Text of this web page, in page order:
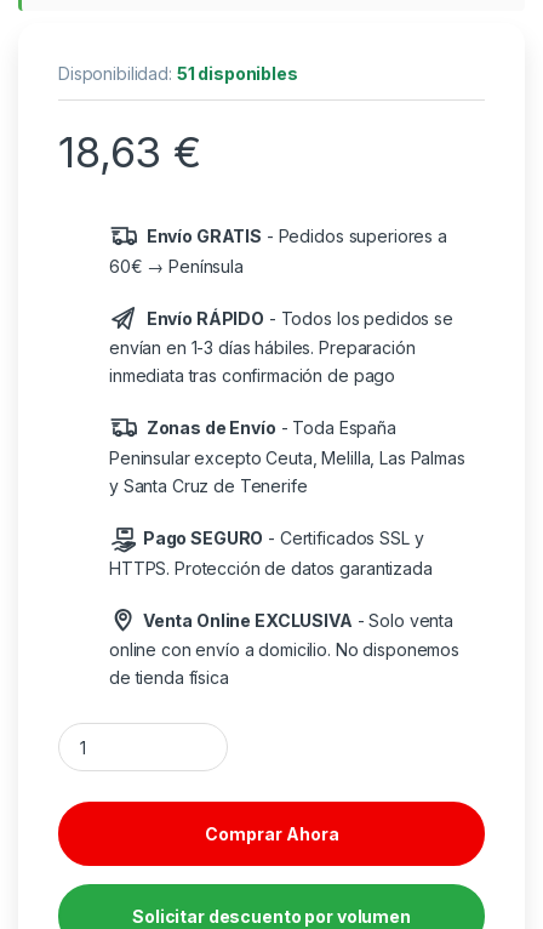
Disponibilidad: 51 disponibles
18,63 €
Envío GRATIS - Pedidos superiores a
60€ → Península
Envío RÁPIDO - Todos los pedidos se
envían en 1-3 días hábiles. Preparación
inmediata tras confirmación de pago
Zonas de Envío - Toda España
Peninsular excepto Ceuta, Melilla, Las Palmas
y Santa Cruz de Tenerife
Pago SEGURO - Certificados SSL y
HTTPS. Protección de datos garantizada
Venta Online EXCLUSIVA - Solo venta
online con envío a domicilio. No disponemos
de tienda física
Carcasa myway para apple iphone 16e transparente +
Comprar Ahora
Solicitar descuento por volumen